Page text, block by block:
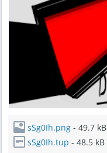
sSg0Ih.png - 49.7 kB
sSg0Ih.tup - 48.5 kB